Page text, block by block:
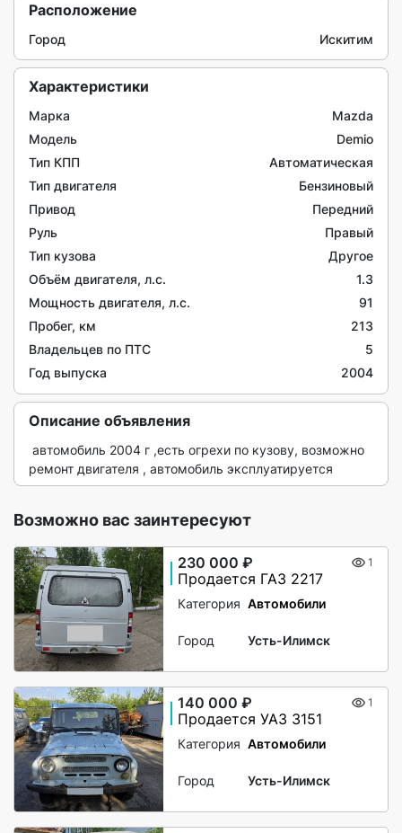
Расположение
Город Искитим
Характеристики
Марка
Mazda
Модель
Demio
Тип КПП
Автоматическая
Тип двигателя
Бензиновый
Привод
Передний
Руль
Правый
Тип кузова
Другое
Объём двигателя, л.c.
1.3
Мощность двигателя, л.с.
91
Пробег, км
213
Владельцев по ПТС
5
Год выпуска
2004
Описание объявления
ремонт двигателя , автомобиль эксплуатируется
Возможно вас заинтересуют
230 000 ₽ 1
Продается ГАЗ 2217
Категория Автомобили
Город Усть-Илимск
140 000 ₽ 1
Продается УАЗ 3151
Категория Автомобили
Город Усть-Илимск